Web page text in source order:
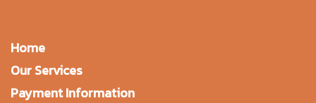
Home
Our Services
Payment Information